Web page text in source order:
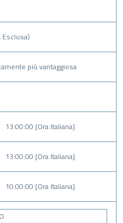
Esclusa)
più vantaggiosa
[Ora Italiana]
[Ora Italiana]
[Ora Italiana]